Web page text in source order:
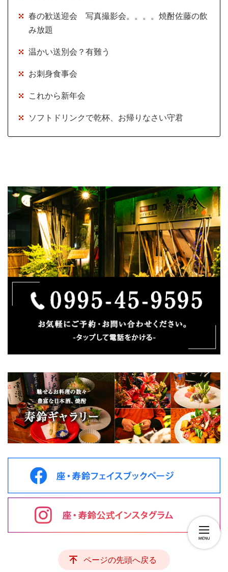
春の歓送迎会 写真撮影会。。。。焼酎佐藤の飲
み放題
温かい送別会？有難う
お刺身食事会
これから新年会
ソフトドリンクで乾杯、お帰りなさい守君
ページの先頭へ戻る